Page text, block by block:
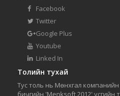
Facebook
Twitter
Google Plus
Youtube
Linked In
Толийн тухай
Тус толь нь Мөнхгал
бичгийн 'Menksoft 2012' үсгийн